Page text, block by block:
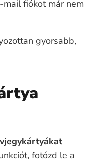
fiókot már nem
gyorsabb,
fotózd le a